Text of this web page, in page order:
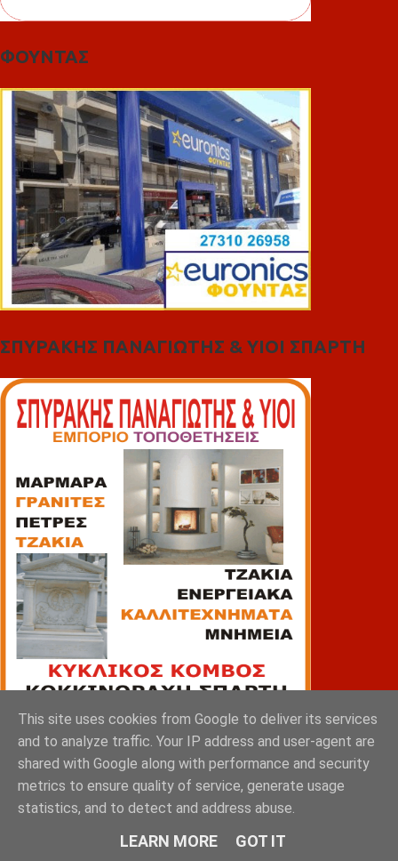
ΦΟΥΝΤΑΣ
ΣΠΥΡΑΚΗΣ ΠΑΝΑΓΙΩΤΗΣ & YIOI ΣΠΑΡΤΗ
ΠΙΑΤΣΑ
This site uses cookies from Google to deliver its services
and to analyze traffic. Your IP address and user-agent are
shared with Google along with performance and security
metrics to ensure quality of service, generate usage
statistics, and to detect and address abuse.
LEARN MORE GOT IT